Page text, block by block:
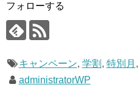
フォローする
キャンペーン, 学割 , 特別月 ,
administratorWP